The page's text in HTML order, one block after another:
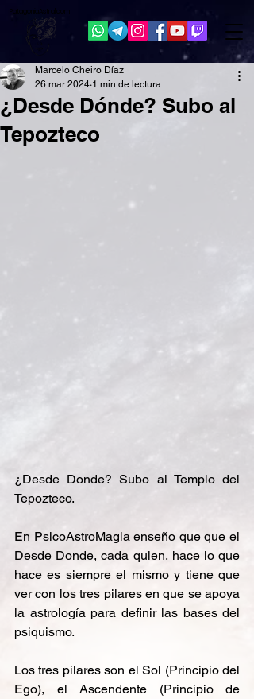
PatagoniaAstral.com
¿Desde Dónde? Subo al
Tepozteco
Marcelo Cheiro Díaz
26 mar 2024 1 min de lectura
¿Desde Donde? Subo al Templo del
Tepozteco.
En PsicoAstroMagia enseño que que el
Desde Donde, cada quien, hace lo que
hace es siempre el mismo y tiene que
ver con los tres pilares en que se apoya
la astrología para definir las bases del
psiquismo.
Los tres pilares son el Sol (Principio del
Ego), el Ascendente (Principio de